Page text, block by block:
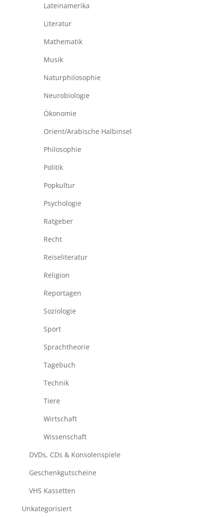
Lateinamerika
Literatur
Mathematik
Musik
Naturphilosophie
Neurobiologie
Ökonomie
Orient/Arabische Halbinsel
Philosophie
Politik
Popkultur
Psychologie
Ratgeber
Recht
Reiseliteratur
Religion
Reportagen
Soziologie
Sport
Sprachtheorie
Tagebuch
Technik
Tiere
Wirtschaft
Wissenschaft
DVDs, CDs & Konsolenspiele
Geschenkgutscheine
VHS Kassetten
Unkategorisiert